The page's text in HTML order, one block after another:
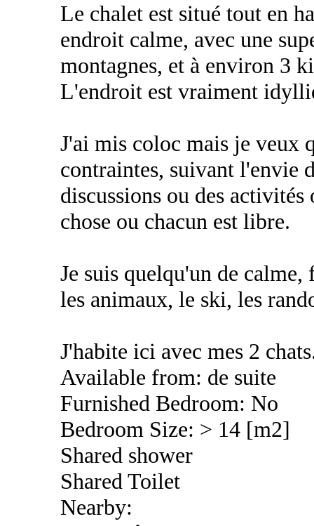
Le chalet est situé tout en
endroit calme, avec une
montagnes, et à environ 3
L'endroit est vraiment
J'ai mis coloc mais je veux
contraintes, suivant l'envie
discussions ou des
chose ou chacun est libre.
Je suis quelqu'un de
les animaux, le ski, les
J'habite ici avec mes 2
Available from: de suite
Furnished Bedroom: No
Bedroom Size: > 14 [m2]
Shared shower
Shared Toilet
Nearby: